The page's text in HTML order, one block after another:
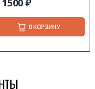
В КОРЗИНУ